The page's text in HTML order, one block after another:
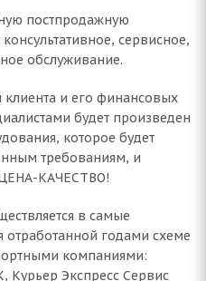
постпродажную
сервисное,
обслуживание.
и его финансовых
будет произведен
которое будет
требованиям, и
КАЧЕСТВО!
в самые
отработанной годами схеме
компаниями:
Курьер Экспресс Сервис